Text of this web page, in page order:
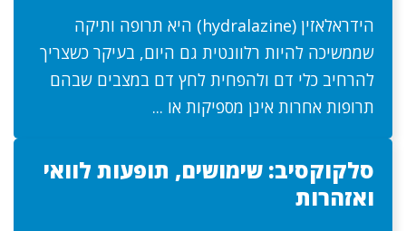
הידראלאזין (hydralazine) היא תרופה ותיקה
שממשיכה להיות רלוונטית גם היום, בעיקר כשצריך
להרחיב כלי דם ולהפחית לחץ דם במצבים שבהם
תרופות אחרות אינן מספיקות או ...
סלקוקסיב: שימושים, תופעות לוואי
ואזהרות